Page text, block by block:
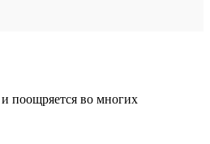
поощряется во многих